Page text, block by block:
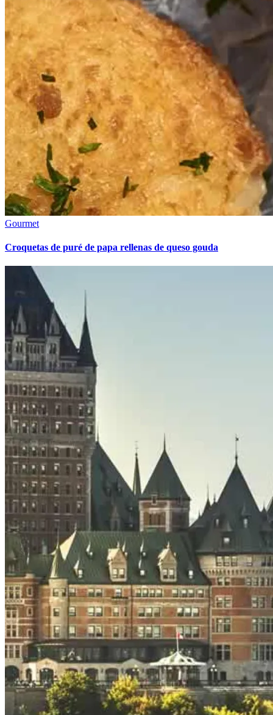
Gourmet
Croquetas de puré de papa rellenas de queso gouda